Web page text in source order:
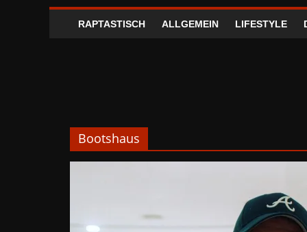
RAPTASTISCH ALLGEMEIN LIFESTYLE
Bootshaus